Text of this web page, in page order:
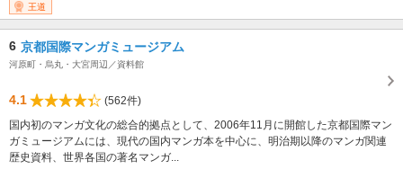
王道
6 京都国際マンガミュージアム
河原町・烏丸・大宮周辺／資料館
4.1
(562件)
国内初のマンガ文化の総合的拠点として、2006年11月に開館した京都国際マン
ガミュージアムには、現代の国内マンガ本を中心に、明治期以降のマンガ関連
歴史資料、世界各国の著名マンガ...